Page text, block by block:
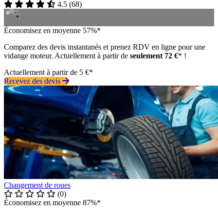
4.5 (68)
Économisez en moyenne 57%*
Comparez des devis instantanés et prenez RDV en ligne pour une
vidange moteur. Actuellement à partir de seulement 72 €* !
Actuellement à partir de 5 €*
Recevez des devis
Changement de roues
(0)
Économisez en moyenne 87%*